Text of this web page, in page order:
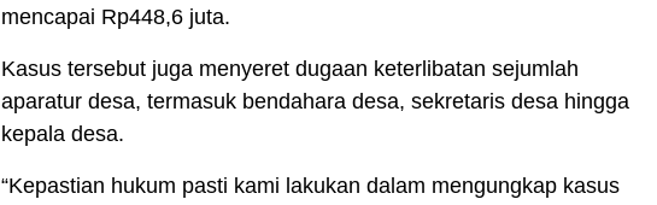
mencapai Rp448,6 juta.
Kasus tersebut juga menyeret dugaan keterlibatan sejumlah
aparatur desa, termasuk bendahara desa, sekretaris desa hingga
kepala desa.
“Kepastian hukum pasti kami lakukan dalam mengungkap kasus